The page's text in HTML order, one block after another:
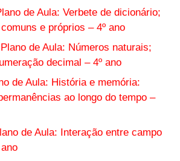
de Aula: Verbete de dicionário;
e próprios – 4º ano
Plano de Aula: Números naturais;
decimal – 4º ano
de Aula: História e memória:
ao longo do tempo –
de Aula: Interação entre campo